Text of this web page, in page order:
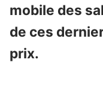
mobile des
de ces
prix.